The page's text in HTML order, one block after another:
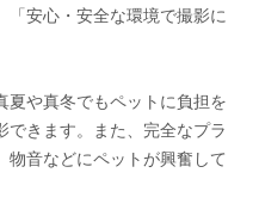
「安心・安全な環境で撮影に
夏や真冬でもペットに負担を
できます。また、完全なプラ
物音などにペットが興奮して